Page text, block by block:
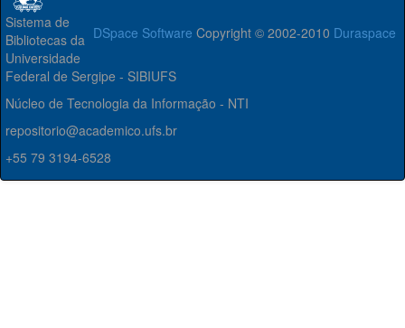
DSpace Software Copyright © 2002-2010 Duraspace
Sistema de
Bibliotecas da
Universidade
Federal de Sergipe - SIBIUFS
Núcleo de Tecnologia da Informação - NTI
repositorio@academico.ufs.br
+55 79 3194-6528